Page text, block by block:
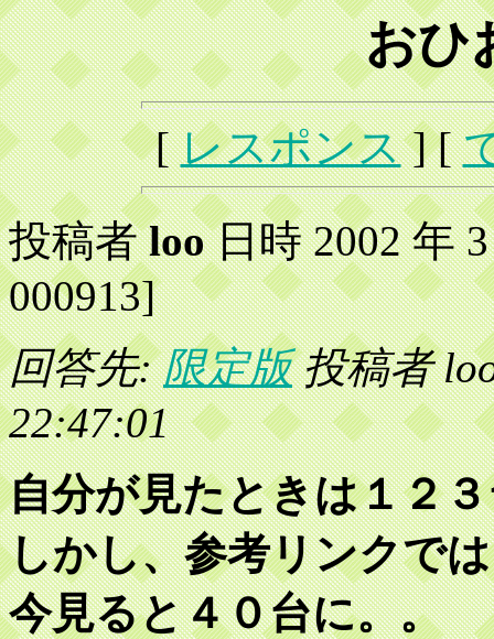
おひ
[レスポンス] [
投稿者loo日時 2002 年
000913]
回答先:限定版投稿者
22:47:01
自分が見たときは１２
しかし、参考リンクで
今見ると４０台に。。